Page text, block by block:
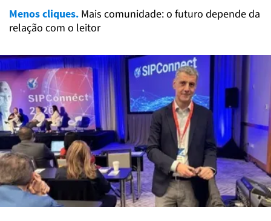
Menos cliques. Mais comunidade: o futuro depende da
relação com o leitor